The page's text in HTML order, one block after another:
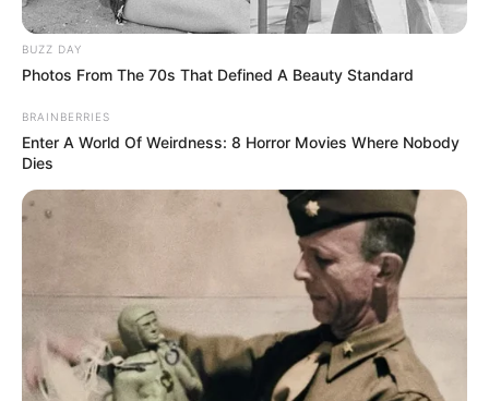
Posted
in
Friss hírek
Kitört a botrány: Orsi olyat
művelt Zolival, amin mindenki
kiakadt az országban. – videó:
bySzerző • January 11, 2026
BUZZ DAY
Photos From The 70s That Defined A Beauty Standard
BRAINBERRIES
Enter A World Of Weirdness: 8 Horror Movies Where Nobody
Dies